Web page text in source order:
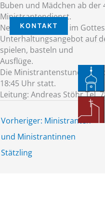
Zum
Inhalt
springenKONTAKT
Buben und Mädchen ab der
Ministrantendienst.
Neben der Mithilfe im
Unterhaltungsangebot auf
spielen, basteln und
Ausflüge.
Die Ministrantenstunden
18:45 Uhr statt.
Leitung: Andreas Stöhr Tel.
Vorheriger: Ministranten
und Ministrantinnen
Stätzling